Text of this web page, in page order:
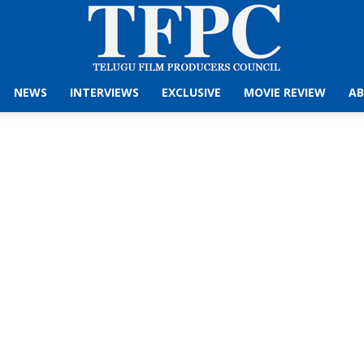
NEWS INTERVIEWS EXCLUSIVE MOVIE REVIEW